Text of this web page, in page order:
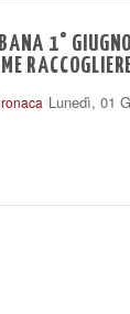
1°
Lunedì, 01